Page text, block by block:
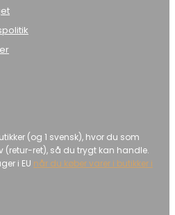
(og 1 svensk), hvor du som
(retur-ret), så du trygt kan handle.
i EU når du køber varer i butikker i